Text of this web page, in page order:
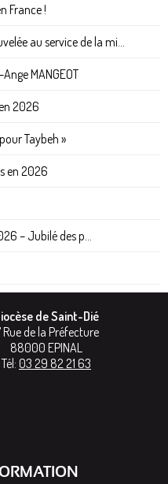
France !
au service de la mi...
MANGEOT
2026
Taybeh »
en 2026
– Jubilé des p...
de Saint-Dié
Rue de la Préfecture
88000 EPINAL
Tél: 03 29 82 21 63